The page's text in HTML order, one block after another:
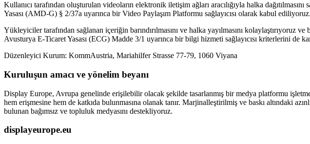
Kullanıcı tarafından oluşturulan videoların elektronik iletişim ağları aracılığıyla halka
Yasası (AMD-G) § 2/37a uyarınca bir Video Paylaşım Platformu sağlayıcısı olarak kabul ediliyoruz.
Yükleyiciler tarafından sağlanan içeriğin barındırılmasını ve halka yayılmasını kolaylaştırıyoruz
Avusturya E-Ticaret Yasası (ECG) Madde 3/1 uyarınca bir bilgi hizmeti sağlayıcısı kriterlerini de
Düzenleyici Kurum: KommAustria, Mariahilfer Strasse 77-79, 1060 Viyana
Kuruluşun amacı ve yönelim beyanı
Display Europe, Avrupa genelinde erişilebilir olacak şekilde tasarlanmış bir medya platformu
hem erişmesine hem de katkıda bulunmasına olanak tanır. Marjinalleştirilmiş ve baskı altındaki
bulunan bağımsız ve topluluk medyasını destekliyoruz.
displayeurope.eu